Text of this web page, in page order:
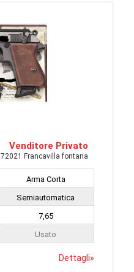
Venditore Privato
72021 Francavilla fontana
Arma Corta
Semiautomatica
7,65
Usato
Dettagli»